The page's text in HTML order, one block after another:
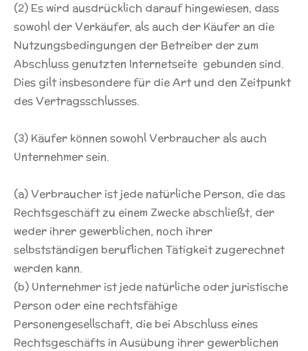
(2) Es wird ausdrücklich darauf hingewiesen, dass
sowohl der Verkäufer, als auch der Käufer an die
Nutzungsbedingungen der Betreiber der zum
Abschluss genutzten Internetseite gebunden sind.
Dies gilt insbesondere für die Art und den Zeitpunkt
des Vertragsschlusses.
(3) Käufer können sowohl Verbraucher als auch
Unternehmer sein.
(a) Verbraucher ist jede natürliche Person, die das
Rechtsgeschäft zu einem Zwecke abschließt, der
weder ihrer gewerblichen, noch ihrer
selbstständigen beruflichen Tätigkeit zugerechnet
werden kann.
(b) Unternehmer ist jede natürliche oder juristische
Person oder eine rechtsfähige
Personengesellschaft, die bei Abschluss eines
Rechtsgeschäfts in Ausübung ihrer gewerblichen